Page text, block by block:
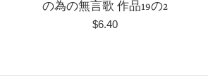
の為の無言歌 作品19の2
Normaler
$6.40